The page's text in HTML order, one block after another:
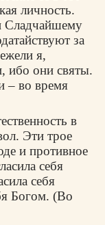
личность.
Сладчайшему
за
я,
ибо они святы.
– во время
в
Эти трое
и противное
себя
себя
Богом. (Во